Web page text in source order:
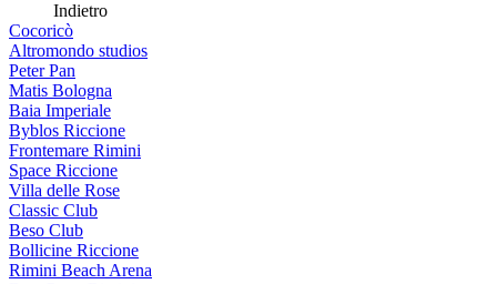
Indietro
Cocoricò
Altromondo studios
Peter Pan
Matis Bologna
Baia Imperiale
Byblos Riccione
Frontemare Rimini
Space Riccione
Villa delle Rose
Classic Club
Beso Club
Bollicine Riccione
Rimini Beach Arena